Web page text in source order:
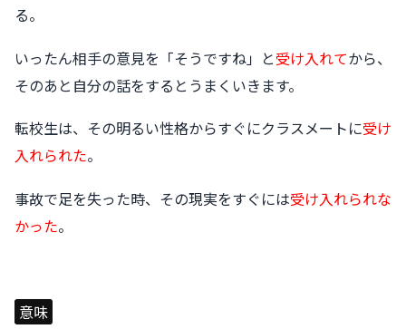
る。
いったん相手の意見を「そうですね」と受け入れてから、
そのあと自分の話をするとうまくいきます。
転校生は、その明るい性格からすぐにクラスメートに受け
入れられた。
事故で足を失った時、その現実をすぐには受け入れられな
かった。
意味